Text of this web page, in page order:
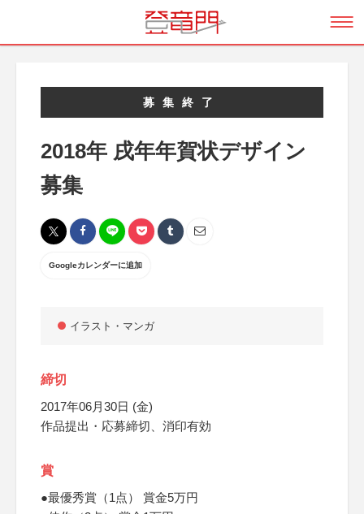
募集終了
2018年 戌年年賀状デザイン
募集
Googleカレンダーに追加
イラスト・マンガ
締切
2017年06月30日 (金)
作品提出・応募締切、消印有効
賞
●最優秀賞（1点） 賞金5万円